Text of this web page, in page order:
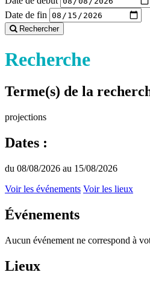
Date de fin
Rechercher
Recherche
Terme(s) de la
projections
Dates :
du 08/08/2026 au 15/08/2026
Voir les événements Voir les lieux
Événements
Aucun événement ne correspond à
Lieux